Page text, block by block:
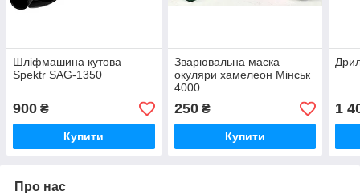
Шліфмашина кутова
Spektr SAG-1350
900 ₴
Купити
Зварювальна маска
окуляри хамелеон Мінськ
4000
250₴
Купити
1
Про нас